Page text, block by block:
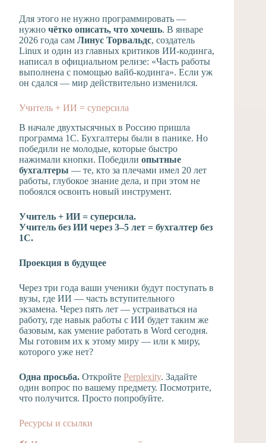
Для этого не нужно программировать —
нужно чётко описать, что хочешь. В январе
2026 года сам Линус Торвальдс, создатель
Linux и один из главных критиков ИИ-кодинга,
написал в официальном релизе: «Часть работы
выполнена с помощью вайб-кодинга». Если уж
он сдался — мир действительно изменился.
Учитель + ИИ = суперсила
В начале двухтысячных в Россию пришла
программа 1С. Бухгалтеры были в панике. Но
победили не молодые, которые быстро
нажимали кнопки. Победили опытные
бухгалтеры — те, кто за плечами имел 20 лет
работы, глубокое знание дела, и при этом не
побоялся освоить новый инструмент.
Учитель + ИИ = суперсила.
Учитель без ИИ через 3–5 лет = бухгалтер без
1С.
Проекция в будущее
Через три года ваши ученики будут поступать в
вузы, где ИИ — часть вступительного
экзамена. Через пять лет — устраиваться на
работу, где навык работы с ИИ будет таким же
базовым, как умение работать в Word сегодня.
Мы готовим их к этому миру — или к миру,
которого уже нет?
Одна просьба. Откройте Perplexity. Задайте
один вопрос по вашему предмету. Посмотрите,
что получится. Просто попробуйте.
Ресурсы и ссылки